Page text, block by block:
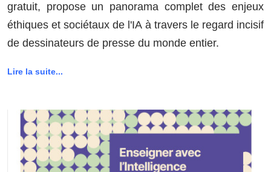
gratuit, propose un panorama complet des enjeux
éthiques et sociétaux de l'IA à travers le regard incisif
de dessinateurs de presse du monde entier.
Lire la suite...